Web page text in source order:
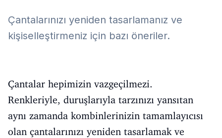
Çantalarınızı yeniden tasarlamanız ve
kişiselleştirmeniz için bazı öneriler.
Çantalar hepimizin vazgeçilmezi.
Renkleriyle, duruşlarıyla tarzınızı yansıtan
aynı zamanda kombinlerinizin tamamlayıcısı
olan çantalarınızı yeniden tasarlamak ve